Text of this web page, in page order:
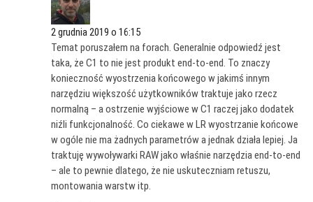
2 grudnia 2019 o 16:15
Temat poruszałem na forach. Generalnie odpowiedź jest
taka, że C1 to nie jest produkt end-to-end. To znaczy
konieczność wyostrzenia końcowego w jakimś innym
narzędziu większość użytkowników traktuje jako rzecz
normalną – a ostrzenie wyjściowe w C1 raczej jako dodatek
niźli funkcjonalność. Co ciekawe w LR wyostrzanie końcowe
w ogóle nie ma żadnych parametrów a jednak działa lepiej. Ja
traktuję wywoływarki RAW jako właśnie narzędzia end-to-end
– ale to pewnie dlatego, że nie uskuteczniam retuszu,
montowania warstw itp.